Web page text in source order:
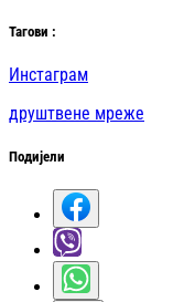
Тагови :
Инстаграм
друштвене мреже
Подијели